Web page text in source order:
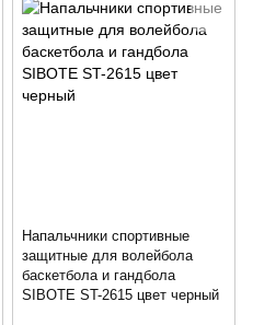
Напальчники спортивные
защитные для волейбола
баскетбола и гандбола
SIBOTE ST-2615 цвет черный